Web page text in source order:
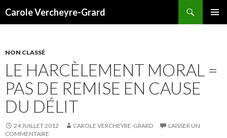
Carole Vercheyre-Grard
NON CLASSÉ
LE HARCÈLEMENT MORAL =
PAS DE REMISE EN CAUSE
DU DÉLIT
24 JUILLET 2012 CAROLE VERCHEYRE-GRARD
LAISSER UN
COMMENTAIRE